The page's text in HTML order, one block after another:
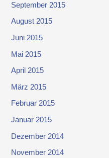
September 2015
August 2015
Juni 2015
Mai 2015
April 2015
März 2015
Februar 2015
Januar 2015
Dezember 2014
November 2014